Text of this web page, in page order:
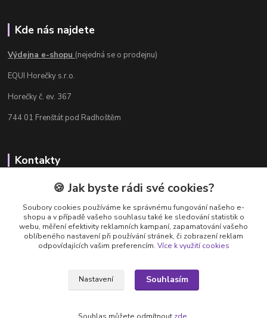
Kde nás najdete
Výdejna e-shopu (nejedná se o prodejnu)
EQUI Horečky s.r.o.
Horečky č. ev. 367
744 01 Frenštát pod Radhoštěm
Kontakty
Radka Chamrádová
+420 737 484 708
Výdejna e-shopu: Po-Ne, 8-20 hod.
info@equi-horecky.cz
Frenštát pod Radhoštěm, C 93460 vedená u Krajského soudu v Ostravě
🍪 Jak byste rádi své cookies?
Soubory cookies používáme ke správnému fungování našeho e-
shopu a v případě vašeho souhlasu také ke sledování statistik o
webu, měření efektivity reklamních kampaní, zapamatování vašeho
oblíbeného nastavení při používání stránek, či zobrazení reklam
odpovídajících vašim preferencím. Více k využití cookies
Nastavení Souhlasím